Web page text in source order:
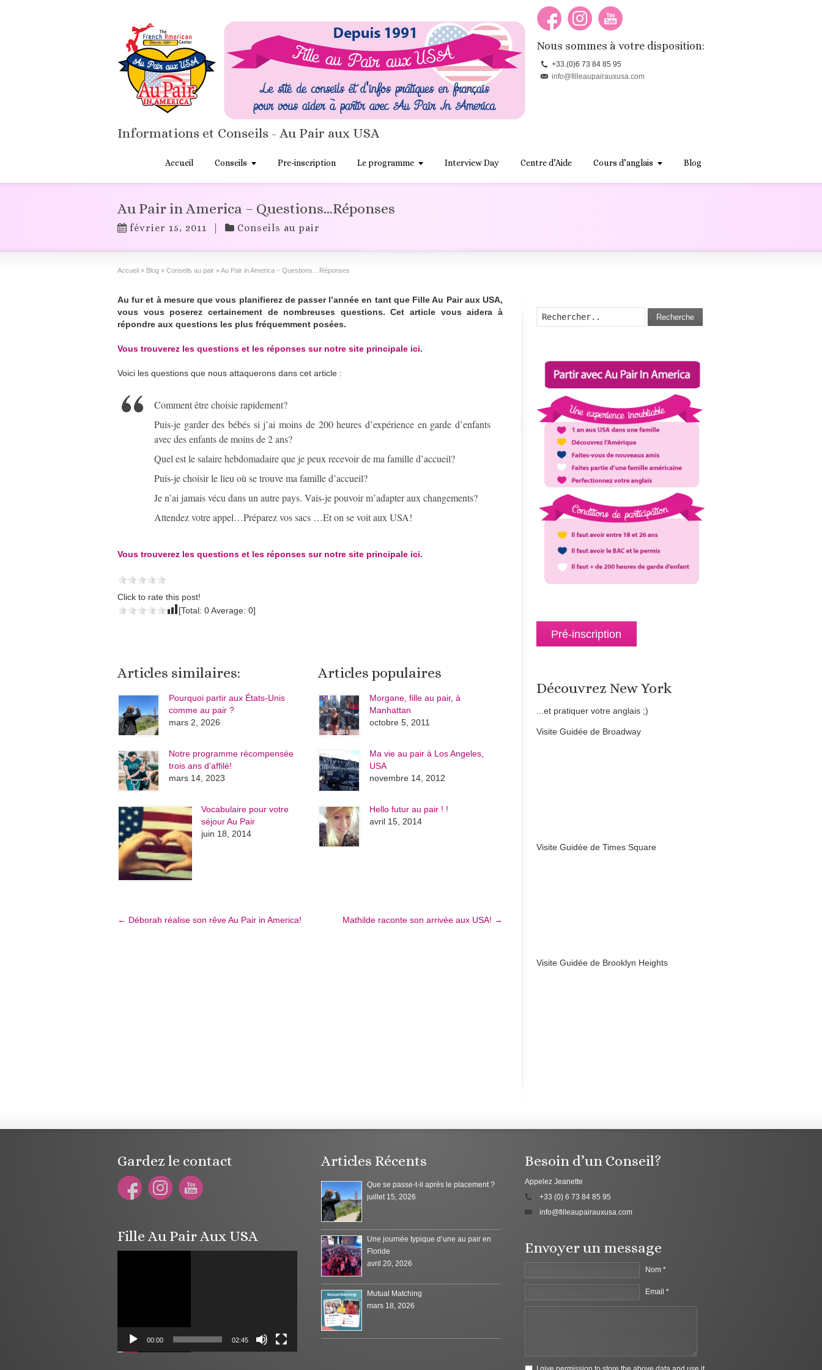
Informations et Conseils - Au Pair aux USA
Nous sommes à votre disposition:
+33.(0)6 73 84 85 95
info@filleaupairauxusa.com
Accueil Conseils Pre-inscription Le programme Interview Day Centre d’Aide Cours d’anglais Blog
Au Pair in America – Questions…Réponses
février 15, 2011 Conseils au pair
Accueil » Blog » Conseils au pair »Au Pair in America – Questions…Réponses
Au fur et à mesure que vous planifierez de passer l’année en tant que Fille Au Pair aux USA,
vous vous poserez certainement de nombreuses questions. Cet article vous aidera à
répondre aux questions les plus fréquemment posées.
Vous trouverez les questions et les réponses sur notre site principale ici.
Voici les questions que nous attaquerons dans cet article :
Comment être choisie rapidement?
Puis-je garder des bébés si j’ai moins de 200 heures d’expérience en garde d’enfants
avec des enfants de moins de 2 ans?
Quel est le salaire hebdomadaire que je peux recevoir de ma famille d’accueil?
Puis-je choisir le lieu où se trouve ma famille d’accueil?
Je n’ai jamais vécu dans un autre pays. Vais-je pouvoir m’adapter aux changements?
Attendez votre appel…Préparez vos sacs …Et on se voit aux USA!
Vous trouverez les questions et les réponses sur notre site principale ici.
Click to rate this post!
[Total: 0Average: 0]
Articles similaires:
Pourquoi partir aux États-Unis
comme au pair ?
mars 2, 2026
Notre programme récompensée
trois ans d’affilé!
mars 14, 2023
Vocabulaire pour votre
séjour Au Pair
juin 18, 2014
Articles populaires
Morgane, fille au pair, à
Manhattan
octobre 5, 2011
Ma vie au pair à Los Angeles,
USA
novembre 14, 2012
Hello futur au pair ! !
avril 15, 2014
← Déborah réalise son rêve Au Pair in America! Mathilde raconte son arrivée aux USA! →
Recherche
Pré-inscription
Découvrez New York
...et pratiquer votre anglais ;)
Visite Guidée de Broadway
Visite Guidée de Times Square
Visite Guidée de Brooklyn Heights
Gardez le contact
Fille Au Pair Aux USA
00:00 02:45
Articles Récents
Que se passe-t-il après le placement ?
juillet 15, 2026
Une journée typique d’une au pair en
Floride
avril 20, 2026
Mutual Matching
mars 18, 2026
Besoin d’un Conseil?
Appelez Jeanette
+33 (0) 6 73 84 85 95
info@filleaupairauxusa.com
Envoyer un message
Nom *
Email *